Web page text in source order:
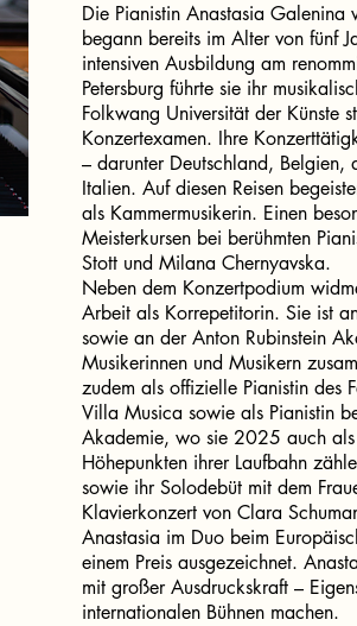
Die Pianistin Anastasia Galenina
begann bereits im Alter von fünf
intensiven Ausbildung am
Petersburg führte sie ihr
Folkwang Universität der Künste
Konzertexamen. Ihre
– darunter Deutschland,
Italien. Auf diesen Reisen
als Kammermusikerin. Einen
Meisterkursen bei berühmten
Stott und Milana Chernyavska.
Neben dem Konzertpodium
Arbeit als Korrepetitorin. Sie ist
sowie an der Anton Rubinstein
Musikerinnen und Musikern
zudem als offizielle Pianistin des
Villa Musica sowie als Pianistin
Akademie, wo sie 2025 auch als
Höhepunkten ihrer Laufbahn
sowie ihr Solodebüt mit dem
Klavierkonzert von Clara
Anastasia im Duo beim
einem Preis ausgezeichnet.
mit großer Ausdruckskraft –
internationalen Bühnen machen.